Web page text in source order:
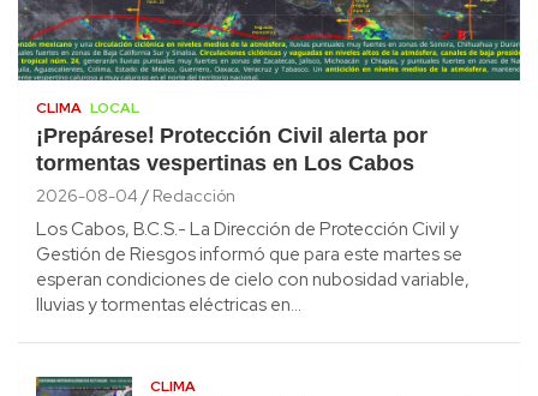
CLIMA LOCAL
¡Prepárese! Protección Civil alerta por
tormentas vespertinas en Los Cabos
2026-08-04 Redacción
Los Cabos, B.C.S.- La Dirección de Protección Civil y
Gestión de Riesgos informó que para este martes se
esperan condiciones de cielo con nubosidad variable,
lluvias y tormentas eléctricas en…
CLIMA